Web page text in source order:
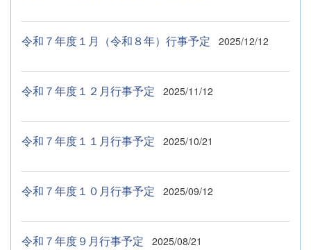
令和７年度１月（令和８年）行事予定 2025/12/12
令和７年度１２月行事予定 2025/11/12
令和７年度１１月行事予定 2025/10/21
令和７年度１０月行事予定 2025/09/12
令和７年度９月行事予定 2025/08/21